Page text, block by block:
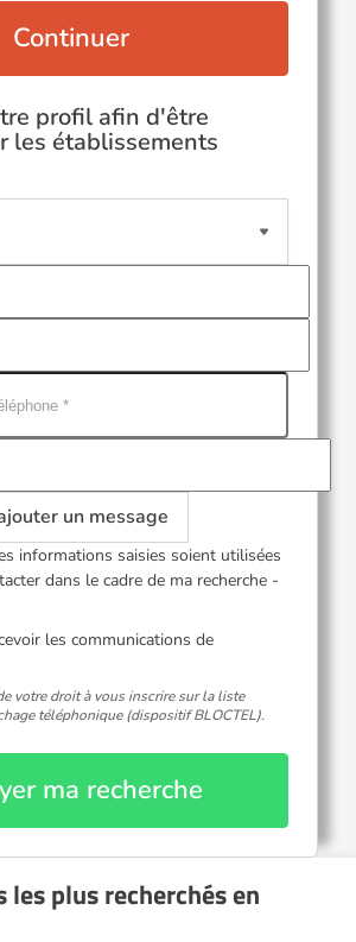
Continuer
profil afin d'être
les établissements
un message
informations saisies soient utilisées
dans le cadre de ma recherche -
les communications de
votre droit à vous inscrire sur la liste
téléphonique (dispositif BLOCTEL).
ma recherche
les plus recherchés en